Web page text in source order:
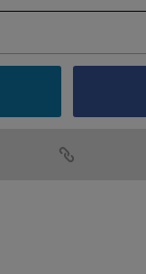
transakcji
ciągu ostatnich
44 budynki w
magazynowe to